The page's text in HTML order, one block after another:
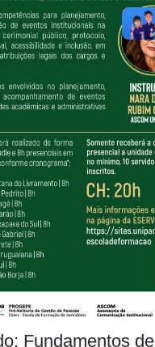
Fundamentos de